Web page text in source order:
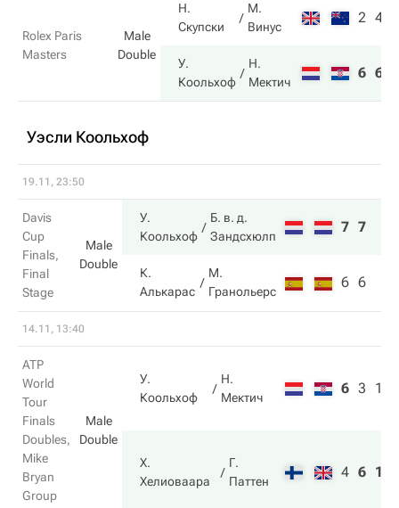
Rolex Paris
Masters
Male
Double
Н.
Скупски
М.
Винус
2 4
У.
Коольхоф
Н.
Мектич
6 6
Уэсли Коольхоф
19.11, 23:50
Davis
Cup
Finals,
Final
Stage
Male
Double
У.
Коольхоф
Б. в. д.
Зандсхюлп
7 7
К.
Алькарас
М.
Гранольерс
6 6
14.11, 13:40
ATP
World
Tour
Finals
Doubles,
Mike
Bryan
Group
Male
Double
У.
Коольхоф
Н.
Мектич
6 3 10
Х.
Хелиоваара
Г.
Паттен
4 6 12